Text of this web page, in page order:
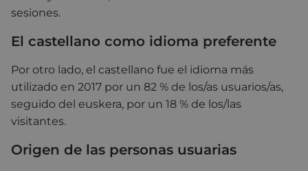
sesiones.
El castellano como idioma preferente
Por otro lado, el castellano fue el idioma más
utilizado en 2017 por un 82 % de los/as usuarios/as,
seguido del euskera, por un 18 % de los/las
visitantes.
Origen de las personas usuarias